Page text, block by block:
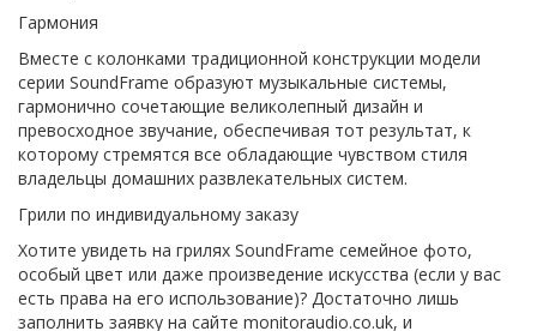
Гармония
Вместе с колонками традиционной конструкции модели
серии SoundFrame образуют музыкальные системы,
гармонично сочетающие великолепный дизайн и
превосходное звучание, обеспечивая тот результат, к
которому стремятся все обладающие чувством стиля
владельцы домашних развлекательных систем.
Грили по индивидуальному заказу
Хотите увидеть на грилях SoundFrame семейное фото,
особый цвет или даже произведение искусства (если у вас
есть права на его использование)? Достаточно лишь
заполнить заявку на сайте monitoraudio.co.uk, и